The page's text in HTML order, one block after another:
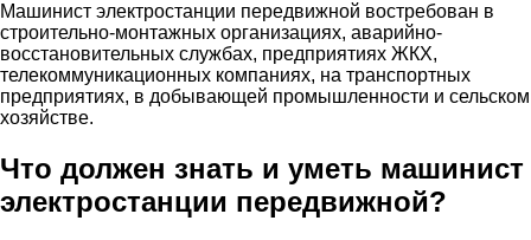
Машинист электростанции передвижной востребован в
строительно-монтажных организациях, аварийно-
восстановительных службах, предприятиях ЖКХ,
телекоммуникационных компаниях, на транспортных
предприятиях, в добывающей промышленности и сельском
хозяйстве.
Что должен знать и уметь машинист
электростанции передвижной?